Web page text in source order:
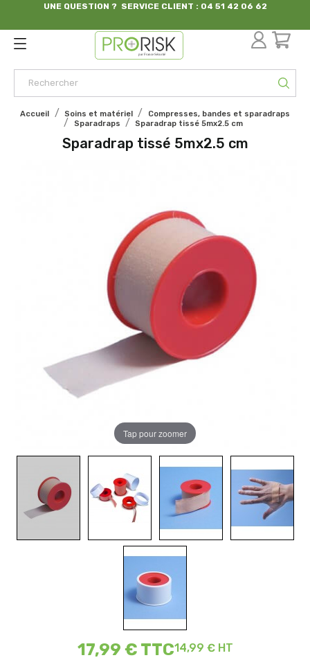
UNE QUESTION ? SERVICE CLIENT : 04 51 42 06 62
par France Sécurité
Accueil Soins et matériel
Compresses, bandes et sparadraps
Sparadraps
Sparadrap tissé 5mx2.5 cm
Sparadrap tissé 5mx2.5 cm
Tap pour zoomer
17,99 € TTC14,99 € HT